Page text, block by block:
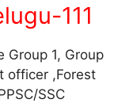
111
Group 1, Group
officer ,Forest
SSC